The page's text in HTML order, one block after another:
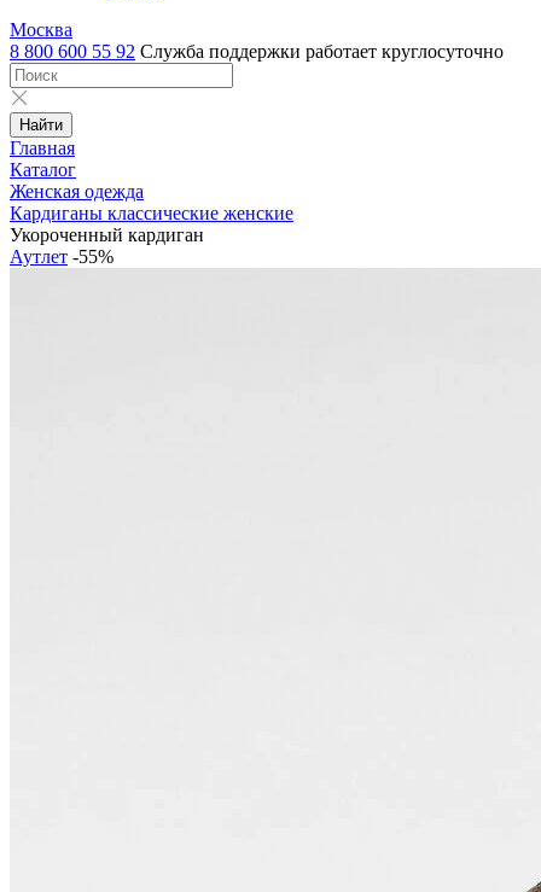
Москва
8 800 600 55 92 Служба поддержки работает круглосуточно
Найти
Главная
Каталог
Женская одежда
Кардиганы классические женские
Укороченный кардиган
Аутлет -55%